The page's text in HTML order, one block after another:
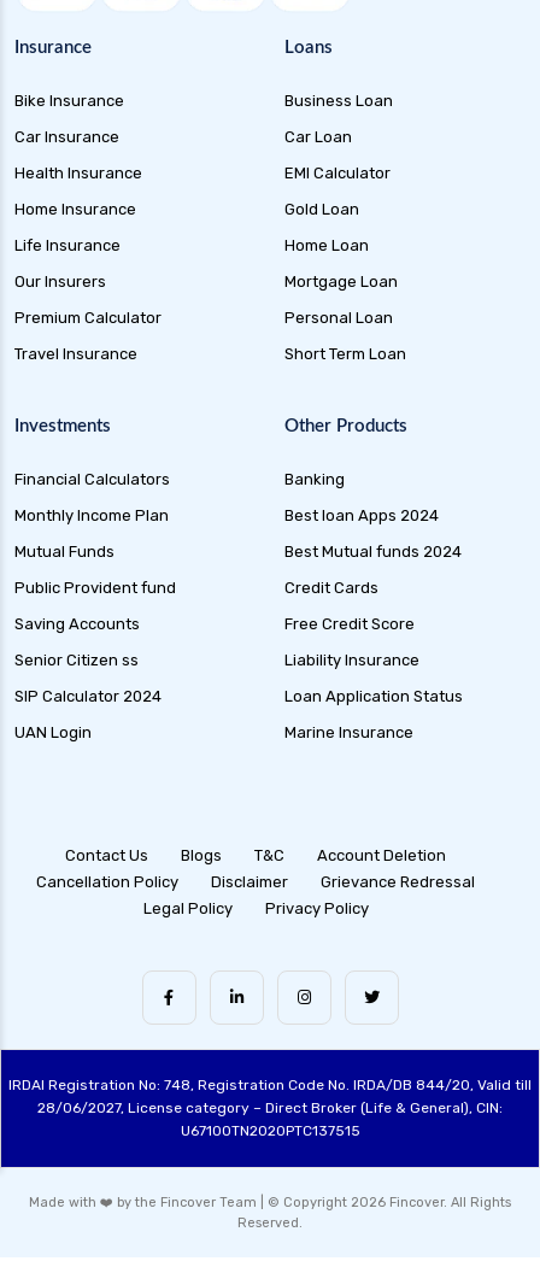
Insurance
Bike Insurance
Car Insurance
Health Insurance
Home Insurance
Life Insurance
Our Insurers
Premium Calculator
Travel Insurance
Loans
Business Loan
Car Loan
EMI Calculator
Gold Loan
Home Loan
Mortgage Loan
Personal Loan
Short Term Loan
Investments
Financial Calculators
Monthly Income Plan
Mutual Funds
Public Provident fund
Saving Accounts
Senior Citizen ss
SIP Calculator 2024
UAN Login
Other Products
Banking
Best loan Apps 2024
Best Mutual funds 2024
Credit Cards
Free Credit Score
Liability Insurance
Loan Application Status
Marine Insurance
Contact Us Blogs T&C
Account Deletion
Cancellation Policy
Disclaimer
Grievance Redressal
Legal Policy
Privacy Policy
IRDAI Registration No: 748, Registration Code No. IRDA/DB 844/20, Valid till
28/06/2027, License category – Direct Broker (Life & General), CIN:
U67100TN2020PTC137515
Made with ❤️ by the Fincover Team | © Copyright 2026 Fincover. All Rights
Reserved.